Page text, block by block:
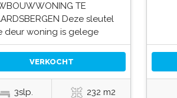
TE
Deze sleutel
deur woning is gelege
VERKOCHT
3slp. 232 m2